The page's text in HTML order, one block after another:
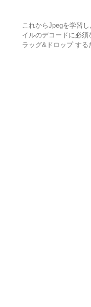
これからJpegを学習
イルのデコードに必
ラッグ&ドロップ する